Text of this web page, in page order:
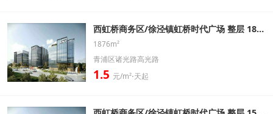
西虹桥商务区/徐泾镇虹桥时代广场 整层 1876㎡ 精装修带家具办公室出租信息
1876m²
青浦区诸光路高光路
1.5 元/m²⋅天起